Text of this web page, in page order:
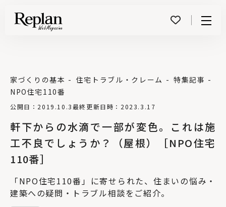
軒下からの水滴で一部が変色。これは施
工不良でしょうか？（屋根）［NPO住宅
110番］
公開日：2019.10.3最終更新日時：2023.3.17
家づくりの基本 住宅トラブル・クレーム
特集記事
NPO住宅110番
「NPO住宅110番」に寄せられた、住まいの悩み・
建築への疑問・トラブル相談をご紹介。